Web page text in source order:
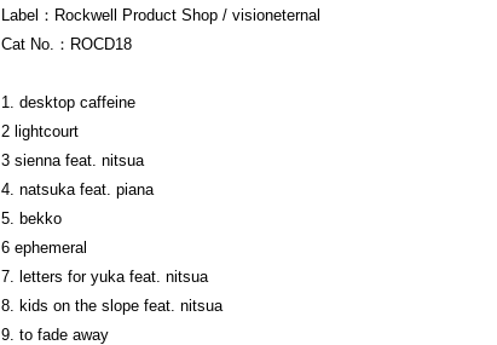
Label：Rockwell Product Shop / visioneternal
Cat No.：ROCD18
1. desktop caffeine
2 lightcourt
3 sienna feat. nitsua
4. natsuka feat. piana
5. bekko
6 ephemeral
7. letters for yuka feat. nitsua
8. kids on the slope feat. nitsua
9. to fade away